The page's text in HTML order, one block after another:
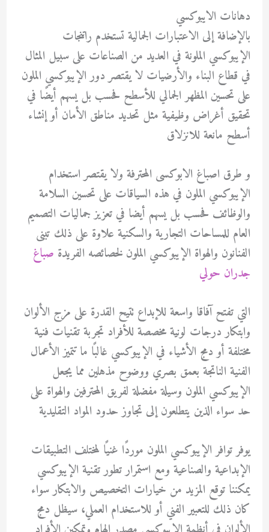
دهانات الايبوكسي
بالإضافة إلى الاعتبارات الجمالية تستخدم راتنجات
الإيبوكسي الملونة في العديد من الصناعات على سبيل المثال
في قطاع البناء والأرضيات لا يقتصر دور الإيبوكسي الملون
على تحسين المظهر الجمالي للأسطح فحسب بل يسهم أيضًا في
تحقيق أغراض وظيفية مثل تحديد مناطق الأمان أو إنشاء
أسطح مانعة للانزلاق
و طرق اصباغ الابوكسى المحترفة ولا يقتصر استخدام
الإيبوكسي الملون في هذه السياقات على تحسين السلامة
والوظائف فحسب بل يسهم أيضا في تعزيز جماليات التصميم
العام للمساحات التجارية والسكنية علاوة على ذلك تبنى
الفنانون والهواة الإيبوكسي الملون لخصائصه الفريدة صباغ
جدران حولي
التي تفتح آفاقا واسعة للإبداع تتيح القدرة على مزج الألوان
وابتكار درجات لونية مخصصة للأفراد تجربة تقنيات فنية
مختلفة أو دمج الأشياء في الإيبوكسي غالبًا ما تتميز الأعمال
الفنية الناتجة بعمق بصري ووضوح مذهلين مما يجعل
الإيبوكسي الملون وسيلة مفضلة لفريق المحترفين والهواة على
حد سواء الذين يتطلعون إلى تجاوز حدود المواد التقليدية
يوفر توافر الإيبوكسي الملون موردًا غنيًا لمختلف التطبيقات
الإبداعية والصناعية ومع استمرار تطور تقنية الإيبوكسي
يمكننا توقع المزيد من خيارات التخصيص والابتكار سواء
كان ذلك للتعبير الفني أو للاستخدام العملي، سيظل دمج